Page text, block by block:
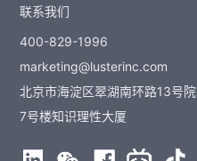
联系我们
400-829-1996
marketing@lusterinc.com
北京市海淀区翠湖南环路13号院
7号楼知识理性大厦